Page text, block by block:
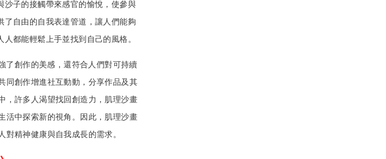
沙子的接觸帶來感官的愉悅，使參與
了自由的自我表達管道，讓人們能夠
都能輕鬆上手並找到自己的風格。
了創作的美感，還符合人們對可持續
同創作增進社互動動，分享作品及其
，許多人渴望找回創造力，肌理沙畫
活中探索新的視角。因此，肌理沙畫
精神健康與自我成長的需求。